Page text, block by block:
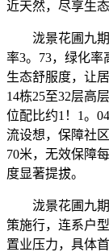
近天然，尽享生
泷景花圃九期
率3。73，绿化率
生态舒服度，让
14栋25至32层高
位配比约1！1。
流设想，保障社
70米，无效保障
度显著提拔。
泷景花圃九期
策施行，连系户
置业压力，具体